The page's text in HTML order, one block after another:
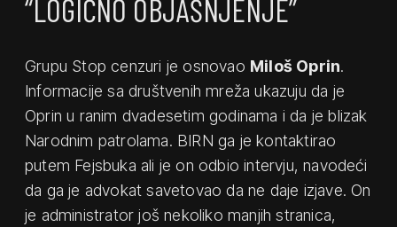
“LOGIČNO OBJAŠNJENJE”
Grupu Stop cenzuri je osnovao Miloš Oprin.
Informacije sa društvenih mreža ukazuju da je
Oprin u ranim dvadesetim godinama i da je blizak
Narodnim patrolama. BIRN ga je kontaktirao
putem Fejsbuka ali je on odbio intervju, navodeći
da ga je advokat savetovao da ne daje izjave. On
je administrator još nekoliko manjih stranica,